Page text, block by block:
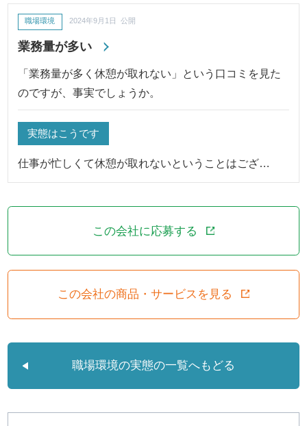
業務量が多い
職場環境 2024年9月1日 公開
「業務量が多く休憩が取れない」という口コミを見た
のですが、事実でしょうか。
実態はこうです
仕事が忙しくて休憩が取れないということはござ…
この会社に応募する
この会社の商品・サービスを見る
職場環境の実態の一覧へもどる